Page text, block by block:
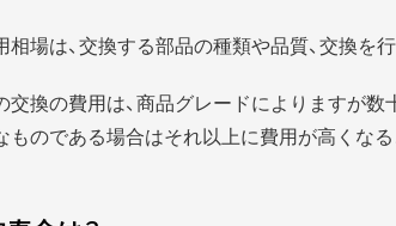
場は、交換する部品の種類や品質、交換を
換の費用は、商品グレードによりますが数
のである場合はそれ以上に費用が高くなる